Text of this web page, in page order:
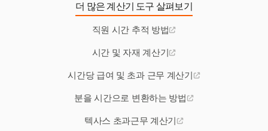
더 많은 계산기 도구 살펴보기
직원 시간 추적 방법
시간 및 자재 계산기
시간당 급여 및 초과 근무 계산기
분을 시간으로 변환하는 방법
텍사스 초과근무 계산기